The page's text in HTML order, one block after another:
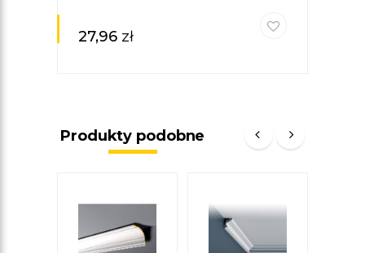
27,96 zł
Produkty podobne